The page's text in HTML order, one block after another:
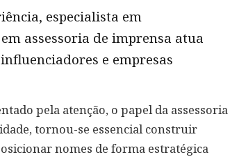
especialista em
assessoria de imprensa atua
e empresas
pela atenção, o papel da assessoria
tornou-se essencial construir
nomes de forma estratégica